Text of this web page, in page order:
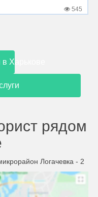
545
Харькове
рядом
Логачевка - 2